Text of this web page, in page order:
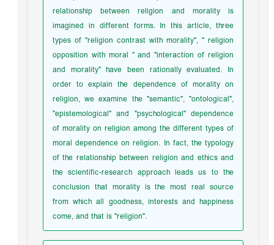
relationship between religion and morality is
imagined in different forms. In this article, three
types of "religion contrast with morality", " religion
opposition with moral " and "interaction of religion
and morality" have been rationally evaluated. In
order to explain the dependence of morality on
religion, we examine the "semantic", "ontological",
"epistemological" and "psychological" dependence
of morality on religion among the different types of
moral dependence on religion. In fact, the typology
of the relationship between religion and ethics and
the scientific-research approach leads us to the
conclusion that morality is the most real source
from which all goodness, interests and happiness
come, and that is "religion".